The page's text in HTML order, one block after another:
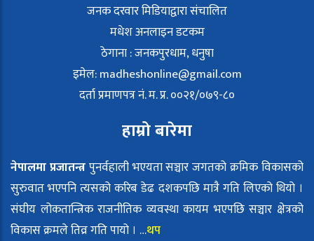
जनक दरवार मिडियाद्वारा संचालित
मधेश अनलाइन डटकम
ठेगाना : जनकपुरधाम, धनुषा
इमेल:madheshonline@gmail.com
दर्ता प्रमाणपत्र नं. म. प्र. ००२१/०७९-८०
हाम्रो बारेमा
नेपालमा प्रजातन्त्रपुनर्वहाली भएयता सञ्चार जगतको क्रमिक विकासको
सुरुवात भएपनि त्यसको करिब डेढ दशकपछि मात्रै गति लिएको थियो ।
संघीय लोकतान्त्रिक राजनीतिक व्यवस्था कायम भएपछि सञ्चार क्षेत्रको
विकास क्रमले तिव्र गति पायो । …थप